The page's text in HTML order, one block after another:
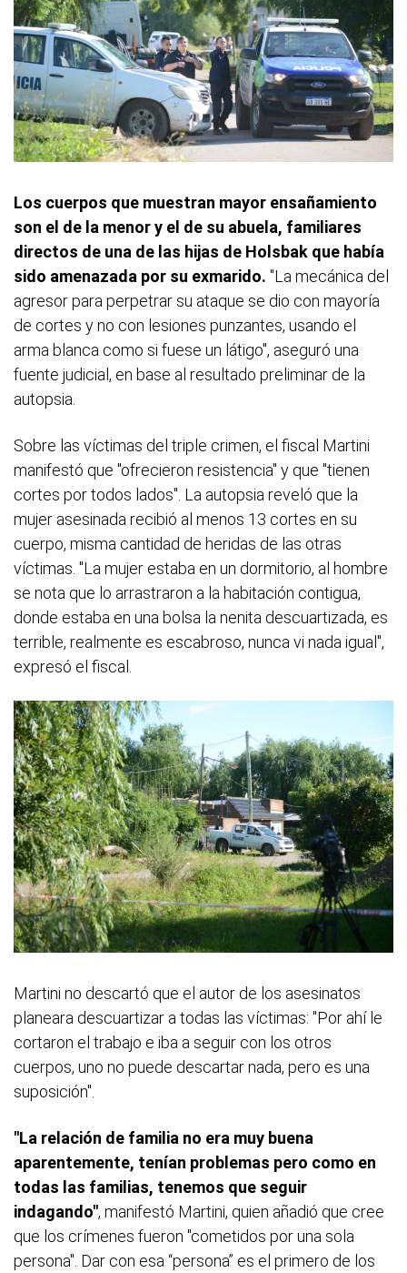
Los cuerpos que muestran mayor ensañamiento
son el de la menor y el de su abuela, familiares
directos de una de las hijas de Holsbak que había
sido amenazada por su exmarido. "La mecánica del
agresor para perpetrar su ataque se dio con mayoría
de cortes y no con lesiones punzantes, usando el
arma blanca como si fuese un látigo", aseguró una
fuente judicial, en base al resultado preliminar de la
autopsia.
Sobre las víctimas del triple crimen, el fiscal Martini
manifestó que "ofrecieron resistencia" y que "tienen
cortes por todos lados". La autopsia reveló que la
mujer asesinada recibió al menos 13 cortes en su
cuerpo, misma cantidad de heridas de las otras
víctimas. "La mujer estaba en un dormitorio, al hombre
se nota que lo arrastraron a la habitación contigua,
donde estaba en una bolsa la nenita descuartizada, es
terrible, realmente es escabroso, nunca vi nada igual",
expresó el fiscal.
Martini no descartó que el autor de los asesinatos
planeara descuartizar a todas las víctimas: "Por ahí le
cortaron el trabajo e iba a seguir con los otros
cuerpos, uno no puede descartar nada, pero es una
suposición".
"La relación de familia no era muy buena
aparentemente, tenían problemas pero como en
todas las familias, tenemos que seguir
indagando", manifestó Martini, quien añadió que cree
que los crímenes fueron "cometidos por una sola
persona". Dar con esa “persona” es el primero de los